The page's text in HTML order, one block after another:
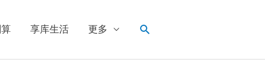
享库生活 更多
搜